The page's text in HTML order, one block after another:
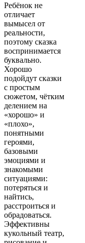
Ребёнок не
отличает
вымысел от
реальности,
поэтому сказка
воспринимается
буквально.
Хорошо
подойдут сказки
с простым
сюжетом, чётким
делением на
«хорошо» и
«плохо»,
понятными
героями,
базовыми
эмоциями и
знакомыми
ситуациями:
потеряться и
найтись,
расстроиться и
обрадоваться.
Эффективны
кукольный театр,